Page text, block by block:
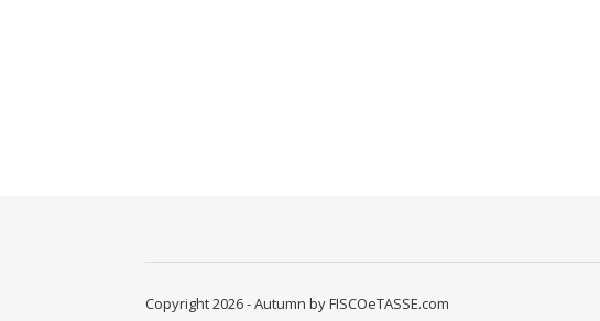
Copyright 2026 - Autumn by FISCOeTASSE.com